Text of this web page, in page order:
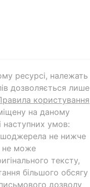
ресурсі, належать
дозволяється лише
користування
на даному
наступних умов:
не нижче
не може
тексту,
більшого обсягу
дозволу